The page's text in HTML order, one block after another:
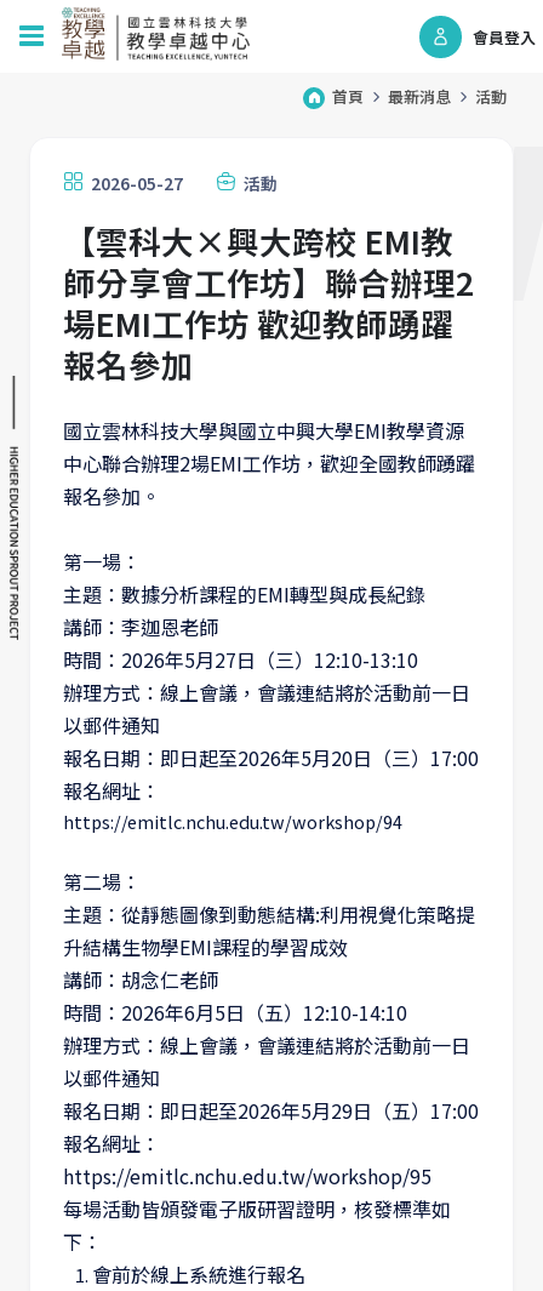
會員登入
首頁 最新消息 活動
2026-05-27 活動
【雲科大×興大跨校 EMI教
師分享會工作坊】聯合辦理2
場EMI工作坊 歡迎教師踴躍
報名參加
國立雲林科技大學與國立中興大學EMI教學資源
中心聯合辦理2場EMI工作坊，歡迎全國教師踴躍
報名參加。
第一場：
主題：數據分析課程的EMI轉型與成長紀錄
講師：李迦恩老師
時間：2026年5月27日（三）12:10-13:10
辦理方式：線上會議，會議連結將於活動前一日
以郵件通知
報名日期：即日起至2026年5月20日（三）17:00
報名網址 ：
https://emitlc.nchu.edu.tw/workshop/94
第二場：
主題：從靜態圖像到動態結構:利用視覺化策略提
升結構生物學EMI課程的學習成效
講師：胡念仁老師
時間：2026年6月5日（五）12:10-14:10
辦理方式：線上會議，會議連結將於活動前一日
以郵件通知
報名日期：即日起至2026年5月29日（五）17:00
報名網址：
https://emitlc.nchu.edu.tw/workshop/95
每場活動皆頒發電子版研習證明，核發標準如
下：
會前於線上系統進行報名